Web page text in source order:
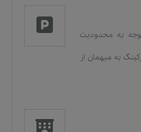
به محدودیت
به میهمان از